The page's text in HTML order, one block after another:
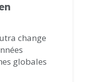
change
globales